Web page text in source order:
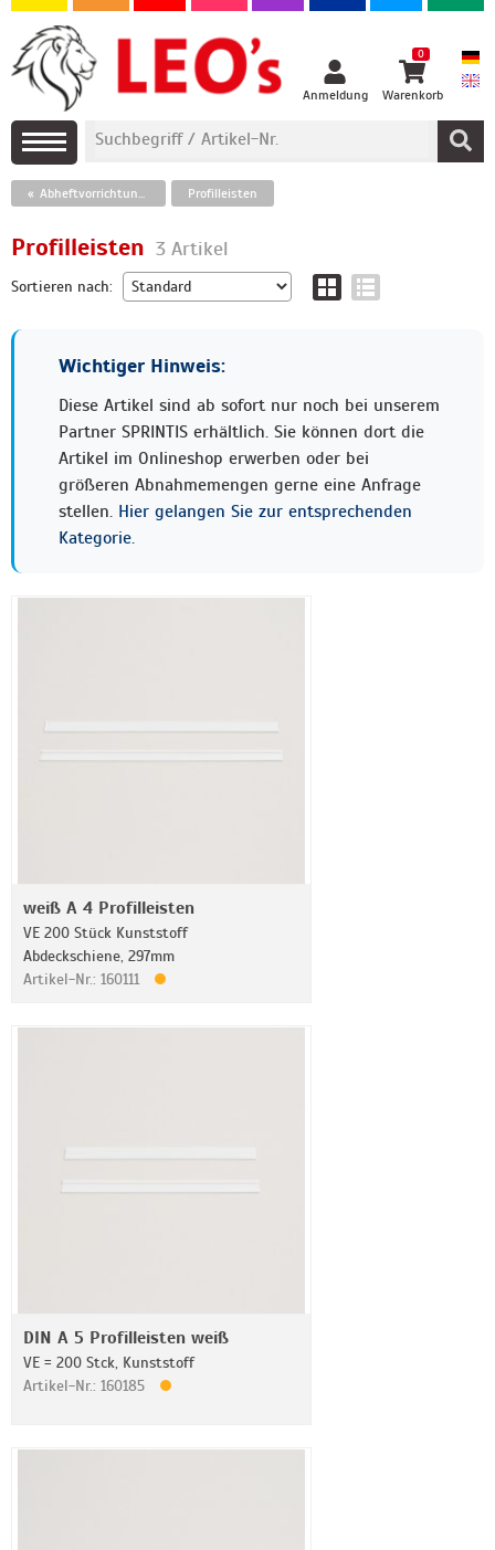
Anmeldung
0
Warenkorb
Abheftvorrichtungen und Schnellhefterbeschläge Profilleisten
Profilleisten 3 Artikel
Sortieren nach:
Wichtiger Hinweis:
Diese Artikel sind ab sofort nur noch bei unserem
Partner SPRINTIS erhältlich. Sie können dort die
Artikel im Onlineshop erwerben oder bei
größeren Abnahmemengen gerne eine Anfrage
stellen. Hier gelangen Sie zur entsprechenden
Kategorie.
weiß A 4 Profilleisten
VE 200 Stück Kunststoff
Abdeckschiene, 297mm
Artikel-Nr.: 160111
DIN A 5 Profilleisten weiß
VE = 200 Stck, Kunststoff
Artikel-Nr.: 160185